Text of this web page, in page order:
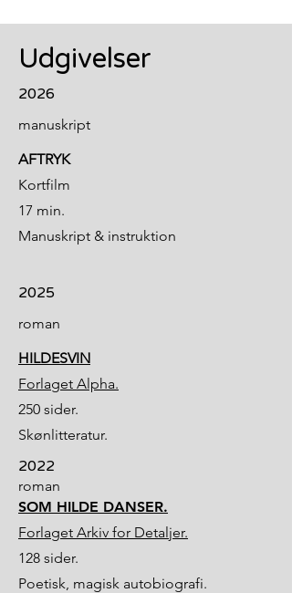
Udgivelser
2026
manuskript
AFTRYK
Kortfilm
17 min.
Manuskript & instruktion
2025
roman
HILDESVIN
Forlaget Alpha.
250 sider.
Skønlitteratur.
2022
roman
SOM HILDE DANSER.
Forlaget Arkiv for Detaljer.
128 sider.
Poetisk, magisk autobiografi.